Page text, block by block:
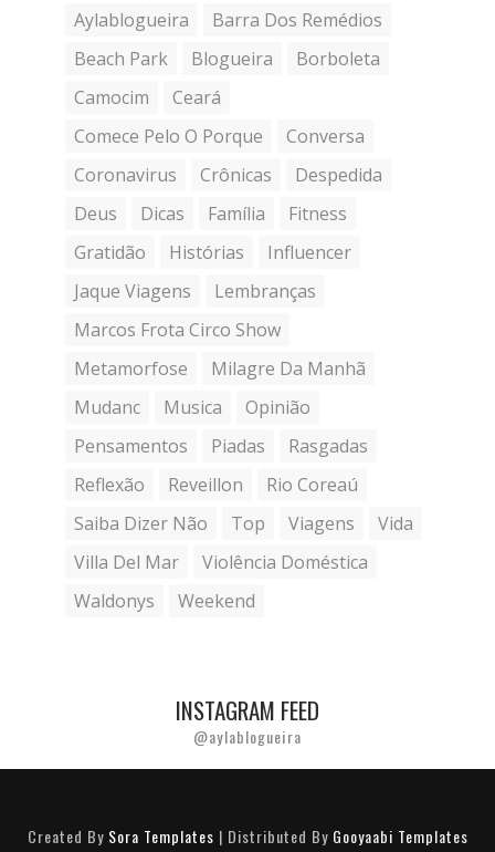
Aylablogueira
Barra Dos Remédios
Beach Park
Blogueira
Borboleta
Camocim
Ceará
Comece Pelo O Porque
Conversa
Coronavirus
Crônicas
Despedida
Deus
Dicas Família
Fitness
Gratidão
Histórias
Influencer
Jaque Viagens
Lembranças
Marcos Frota Circo Show
Metamorfose
Milagre Da Manhã
Mudanc
Musica
Opinião
Pensamentos
Piadas
Rasgadas
Reflexão
Reveillon
Rio Coreaú
Saiba Dizer Não
Top Viagens
Vida
Villa Del Mar
Violência Doméstica
Waldonys
Weekend
INSTAGRAM FEED
@aylablogueira
Created By Sora Templates | Distributed By Gooyaabi Templates